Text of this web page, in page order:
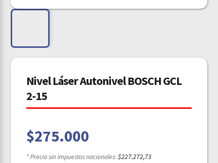
Nivel Láser Autonivel BOSCH GCL
2-15
$275.000
* Precio sin impuestos nacionales:$227.272,73